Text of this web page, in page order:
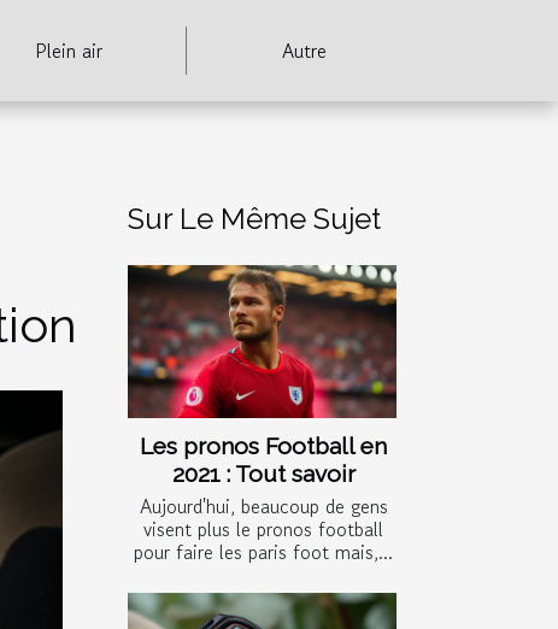
Plein air Autre
Sur Le Même Sujet
Les pronos Football en
2021 : Tout savoir
Aujourd'hui, beaucoup de gens
visent plus le pronos football
pour faire les paris foot mais,...